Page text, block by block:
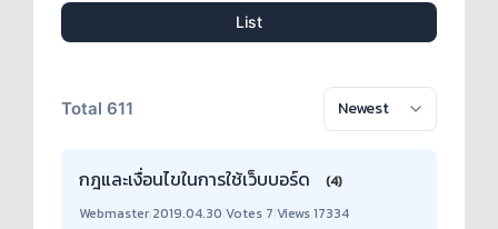
List
Total 611
กฎและเงื่อนไขในการใช้เว็บบอร์ด
(4)
Webmaster 2019.04.30 Votes 7 Views 17334